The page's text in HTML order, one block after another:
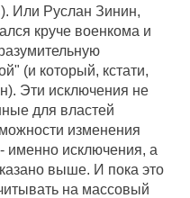
Или Руслан Зинин,
круче военкома и
(и который, кстати,
Эти исключения не
для властей
изменения
именно исключения, а
выше. И пока это
на массовый